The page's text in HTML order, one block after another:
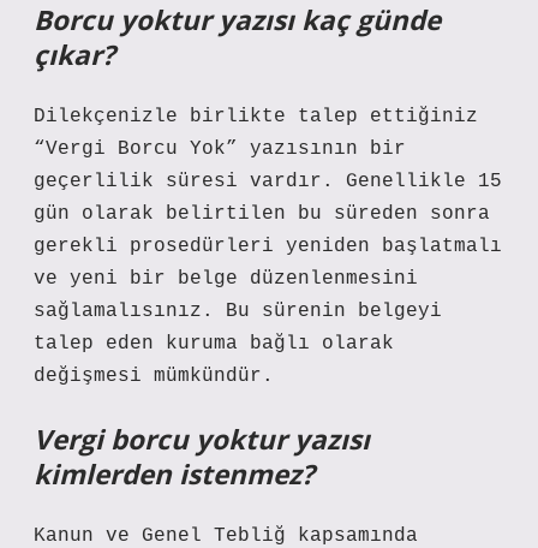
Borcu yoktur yazısı kaç günde
çıkar?
Dilekçenizle birlikte talep ettiğiniz
“Vergi Borcu Yok” yazısının bir
geçerlilik süresi vardır. Genellikle 15
gün olarak belirtilen bu süreden sonra
gerekli prosedürleri yeniden başlatmalı
ve yeni bir belge düzenlenmesini
sağlamalısınız. Bu sürenin belgeyi
talep eden kuruma bağlı olarak
değişmesi mümkündür.
Vergi borcu yoktur yazısı
kimlerden istenmez?
Kanun ve Genel Tebliğ kapsamında